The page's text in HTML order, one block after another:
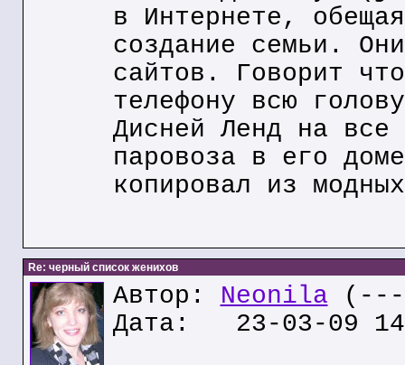
в Интернете,
создание семьи.
сайтов. Говорит
телефону всю
Дисней Ленд на
паровоза в его
копировал из
Re: черный список женихов
Автор: Neonila (---
Дата: 23-03-09